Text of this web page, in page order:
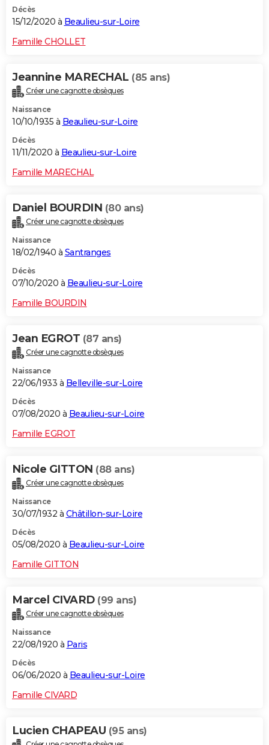
Décès
15/12/2020 à Beaulieu-sur-Loire
Famille CHOLLET
Jeannine MARECHAL (85 ans)
Créer une cagnotte obsèques
Naissance
10/10/1935 à Beaulieu-sur-Loire
Décès
11/11/2020 à Beaulieu-sur-Loire
Famille MARECHAL
Daniel BOURDIN (80 ans)
Créer une cagnotte obsèques
Naissance
18/02/1940 à Santranges
Décès
07/10/2020 à Beaulieu-sur-Loire
Famille BOURDIN
Jean EGROT (87 ans)
Créer une cagnotte obsèques
Naissance
22/06/1933 à Belleville-sur-Loire
Décès
07/08/2020 à Beaulieu-sur-Loire
Famille EGROT
Nicole GITTON (88 ans)
Créer une cagnotte obsèques
Naissance
30/07/1932 à Châtillon-sur-Loire
Décès
05/08/2020 à Beaulieu-sur-Loire
Famille GITTON
Marcel CIVARD (99 ans)
Créer une cagnotte obsèques
Naissance
22/08/1920 à Paris
Décès
06/06/2020 à Beaulieu-sur-Loire
Famille CIVARD
Lucien CHAPEAU (95 ans)